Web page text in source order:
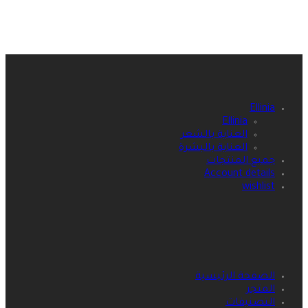
Ellinia
Ellinia
العناية بالشعر
العناية بالبشرة
جميع المنتجات
Account details
wishlist
الصفحة الرئيسية
المتجر
التصنيفات